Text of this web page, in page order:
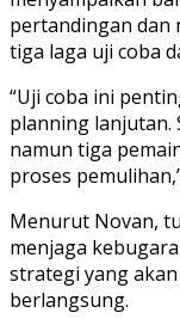
pertandingan dan
tiga laga uji coba
“Uji coba ini
planning lanjutan.
namun tiga
proses
Menurut Novan,
menjaga
strategi yang
berlangsung.